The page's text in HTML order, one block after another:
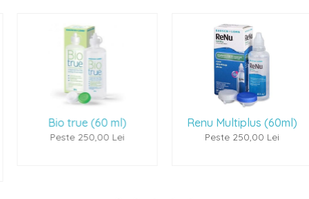
Bio true (60 ml)
Peste 250,00 Lei
Renu Multiplus (60ml)
Peste 250,00 Lei